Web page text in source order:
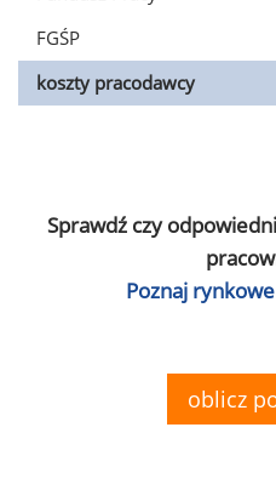
FGŚP
koszty pracodawcy
Sprawdź czy
Poznaj
oblicz